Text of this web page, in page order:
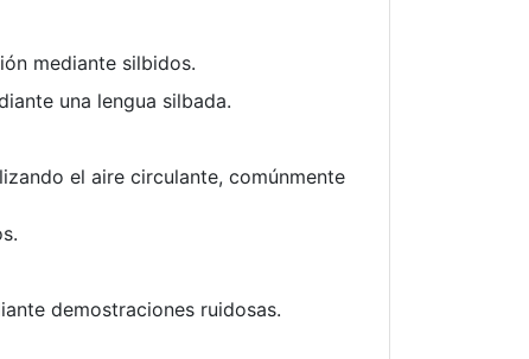
mediante silbidos.
una lengua silbada.
el aire circulante, comúnmente
demostraciones ruidosas.